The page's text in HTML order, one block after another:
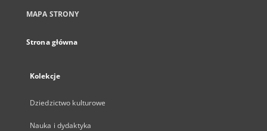
MAPA STRONY
Strona główna
Kolekcje
Dziedzictwo kulturowe
Nauka i dydaktyka